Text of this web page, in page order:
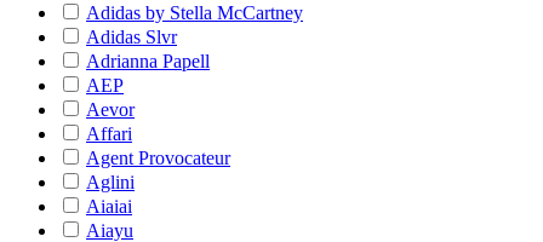
Adidas by Stella McCartney
Adidas Slvr
Adrianna Papell
AEP
Aevor
Affari
Agent Provocateur
Aglini
Aiaiai
Aiayu